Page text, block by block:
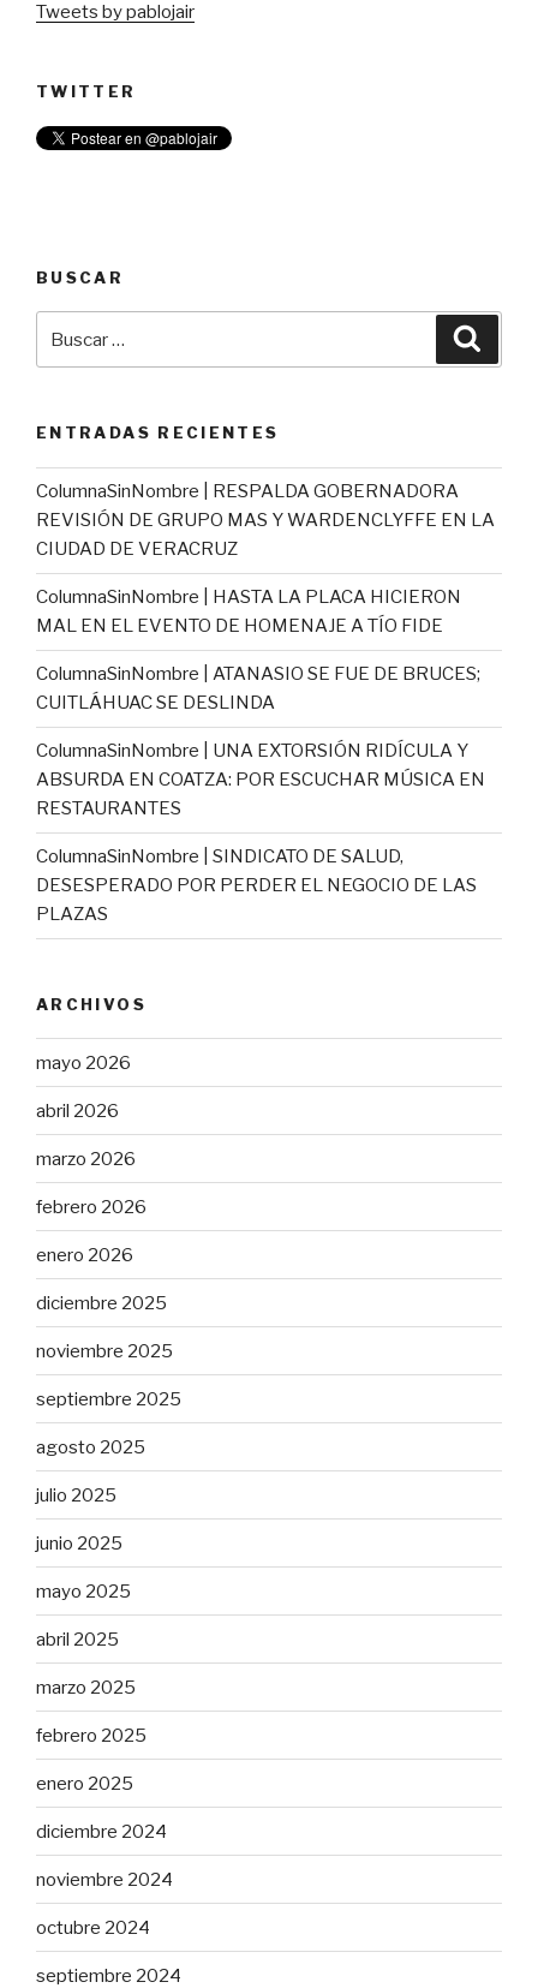
Tweets by pablojair
TWITTER
BUSCAR
ENTRADAS RECIENTES
ColumnaSinNombre | RESPALDA GOBERNADORA
REVISIÓN DE GRUPO MAS Y WARDENCLYFFE EN LA
CIUDAD DE VERACRUZ
ColumnaSinNombre | HASTA LA PLACA HICIERON
MAL EN EL EVENTO DE HOMENAJE A TÍO FIDE
ColumnaSinNombre | ATANASIO SE FUE DE BRUCES;
CUITLÁHUAC SE DESLINDA
ColumnaSinNombre | UNA EXTORSIÓN RIDÍCULA Y
ABSURDA EN COATZA: POR ESCUCHAR MÚSICA EN
RESTAURANTES
ColumnaSinNombre | SINDICATO DE SALUD,
DESESPERADO POR PERDER EL NEGOCIO DE LAS
PLAZAS
ARCHIVOS
mayo 2026
abril 2026
marzo 2026
febrero 2026
enero 2026
diciembre 2025
noviembre 2025
septiembre 2025
agosto 2025
julio 2025
junio 2025
mayo 2025
abril 2025
marzo 2025
febrero 2025
enero 2025
diciembre 2024
noviembre 2024
octubre 2024
septiembre 2024